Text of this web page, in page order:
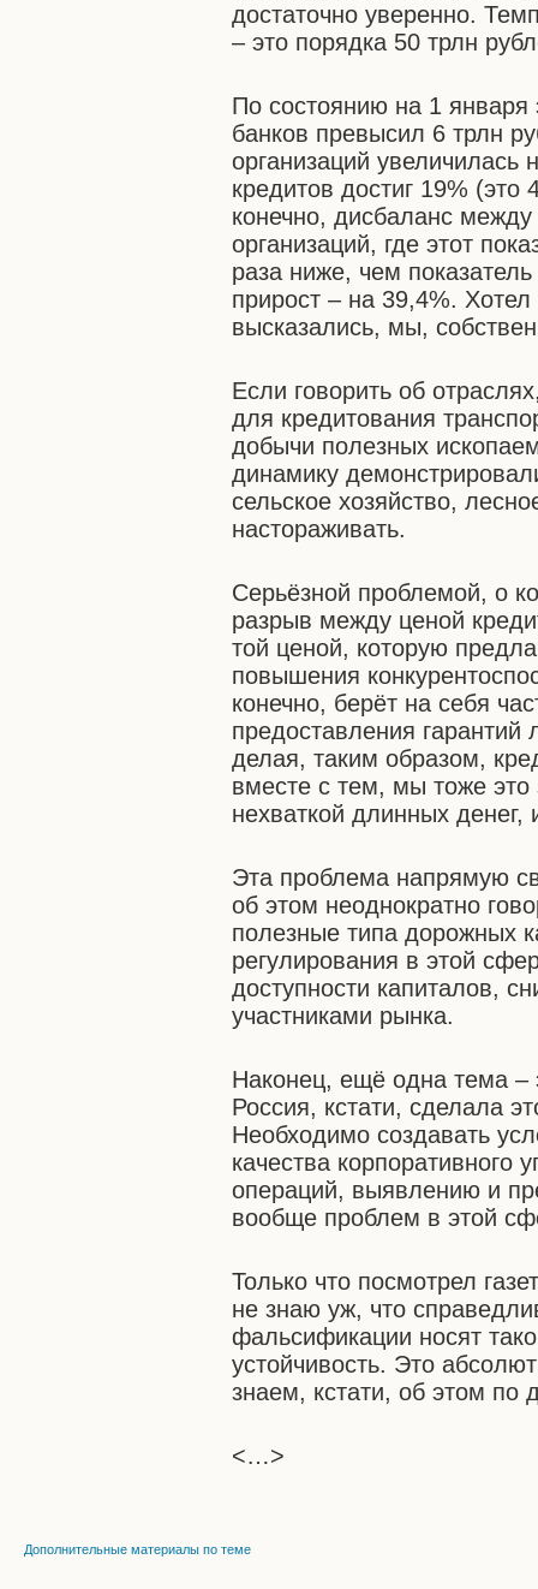
достаточно уверенно.
– это порядка 50 трлн
По состоянию на 1 января
банков превысил 6 трлн
организаций увеличилась
кредитов достиг 19%
конечно, дисбаланс
организаций, где этот
раза ниже, чем
прирост – на 39,4%.
высказались, мы,
Если говорить об
для кредитования
добычи полезных
динамику
сельское хозяйство,
настораживать.
Серьёзной проблемой, о
разрыв между ценой
той ценой, которую
повышения
конечно, берёт на себя
предоставления гарантий
делая, таким образом,
вместе с тем, мы тоже
нехваткой длинных денег,
Эта проблема напрямую
об этом неоднократно
полезные типа дорожных
регулирования в этой
доступности капиталов,
участниками рынка.
Наконец, ещё одна тема –
Россия, кстати, сделала
Необходимо создавать
качества корпоративного
операций, выявлению и
вообще проблем в этой
Только что посмотрел
не знаю уж, что
фальсификации носят
устойчивость. Это
знаем, кстати, об этом
<…>
Дополнительные материалы по теме